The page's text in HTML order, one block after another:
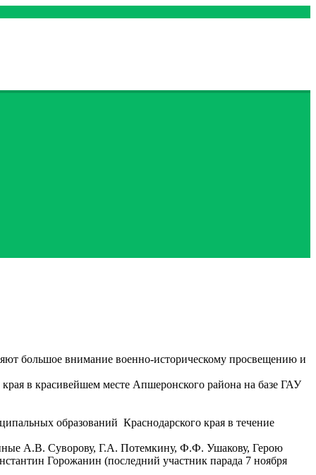
большое внимание военно-историческому просвещению и
в красивейшем месте Апшеронского района на базе ГАУ
образований Краснодарского края в течение
А.В. Суворову, Г.А. Потемкину, Ф.Ф. Ушакову, Герою
Горожанин (последний участник парада 7 ноября